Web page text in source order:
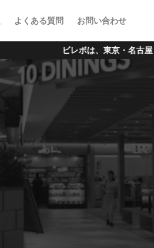
よくある質問 お問い合わせ
東京・名古屋・大阪・岡山・福岡を中